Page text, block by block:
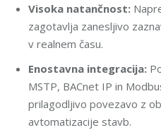
Visoka natančnost:
zagotavlja zanesljivo
v realnem času.
Enostavna integracija:
MSTP, BACnet IP in
prilagodljivo povezavo z
avtomatizacije stavb.